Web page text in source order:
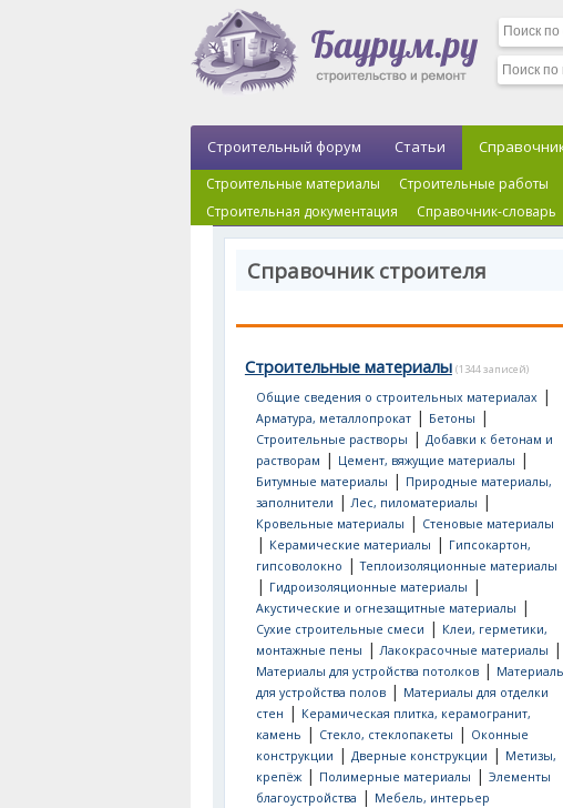
Строительный форум Статьи
Строительные материалы Строительные работы
Строительная документация
Справочник-словарь
Справочник строителя
Строительные материалы (1344 записей)
Общие сведения о строительных материалах|
Арматура, металлопрокат| Бетоны |
Строительные растворы | Добавки к бетонам и
растворам | Цемент, вяжущие материалы |
Битумные материалы | Природные материалы,
заполнители |Лес, пиломатериалы |
Кровельные материалы | Стеновые материалы
| Керамические материалы | Гипсокартон,
гипсоволокно |Теплоизоляционные материалы
| Гидроизоляционные материалы |
Акустические и огнезащитные материалы |
Сухие строительные смеси | Клеи, герметики,
монтажные пены |Лакокрасочные материалы |
Материалы для устройства потолков|
для устройства полов| Материалы для отделки
стен | Керамическая плитка, керамогранит,
камень | Стекло, стеклопакеты | Оконные
конструкции | Дверные конструкции | Метизы,
крепёж| Полимерные материалы | Элементы
благоустройства | Мебель, интерьер